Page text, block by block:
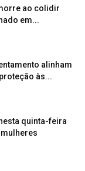
ao colidir
em...
alinham
às...
quinta-feira